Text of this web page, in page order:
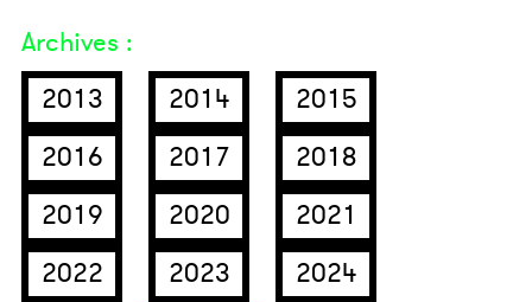
Archives :
2013
2014
2015
2016
2017
2018
2019
2020
2021
2022
2023
2024